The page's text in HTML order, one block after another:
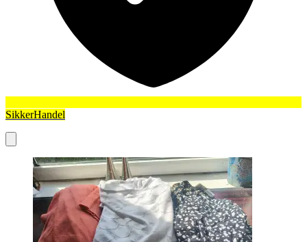
SikkerHandel